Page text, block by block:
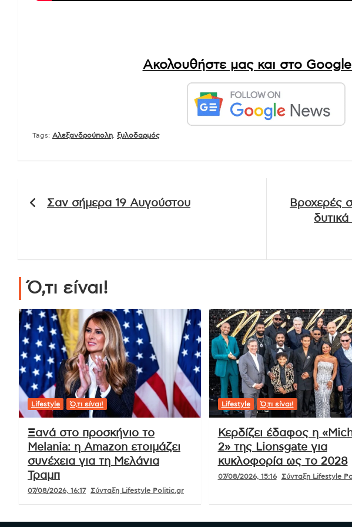
Ακολουθήστε μας και στο
Tags:
Πλοήγηση
άρθρων
Σαν σήμερα 19 Αυγούστου
Βροχερές
δυτικά
Ό,τι είναι!